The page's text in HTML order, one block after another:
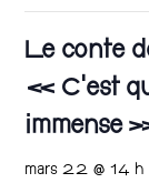
Le conte
« C’est
immense
mars 22 @ 14 h